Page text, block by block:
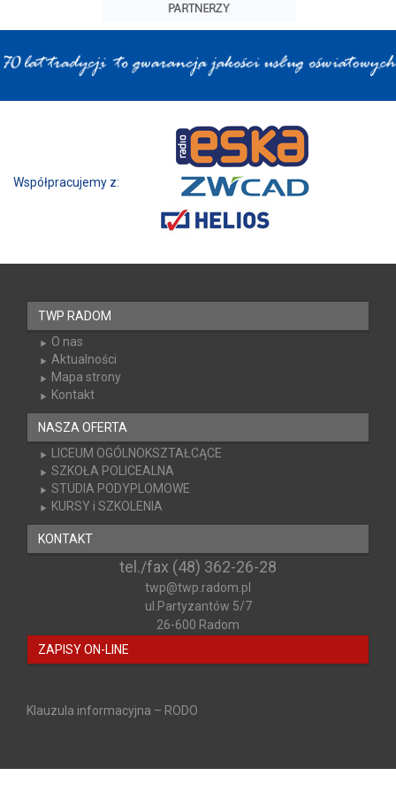
Współpracujemy z:
TWP RADOM
O nas
Aktualności
Mapa strony
Kontakt
NASZA OFERTA
LICEUM OGÓLNOKSZTAŁCĄCE
SZKOŁA POLICEALNA
STUDIA PODYPLOMOWE
KURSY i SZKOLENIA
KONTAKT
tel./fax (48) 362-26-28
twp@twp.radom.pl
ul.Partyzantów 5/7
26-600 Radom
ZAPISY ON-LINE
Klauzula informacyjna – RODO